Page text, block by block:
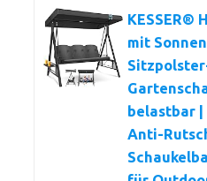
KESSER®
mit
belastbar
Anti-